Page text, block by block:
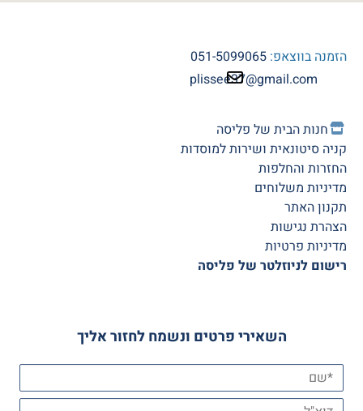
הזמנה בווצאפ: 051-5099065
plissee37@gmail.com
חנות הבית של פליסה
קניה סיטונאית ושירות למוסדות
החזרות והחלפות
מדיניות משלוחים
תקנון האתר
הצהרת נגישות
מדיניות פרטיות
רישום לניוזלטר של פליסה
השאירי פרטים ונשמח לחזור אליך